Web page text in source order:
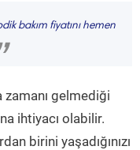
bakım fiyatını hemen
zamanı gelmediği
ihtiyacı olabilir.
birini yaşadığınızı